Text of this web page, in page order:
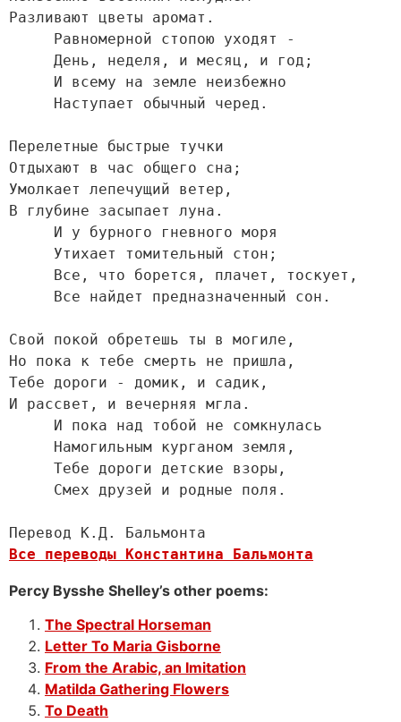
Разливают цветы аромат.
Перелетные быстрые тучки
Отдыхают в час общего сна;
Умолкает лепечущий ветер,
В глубине засыпает луна.
Свой покой обретешь ты в могиле,
Но пока к тебе смерть не пришла,
Тебе дороги - домик, и садик,
И рассвет, и вечерняя мгла.
Все переводы Константина Бальмонта
Percy Bysshe Shelley’s other poems:
The Spectral Horseman
Letter To Maria Gisborne
From the Arabic, an Imitation
Matilda Gathering Flowers
To Death